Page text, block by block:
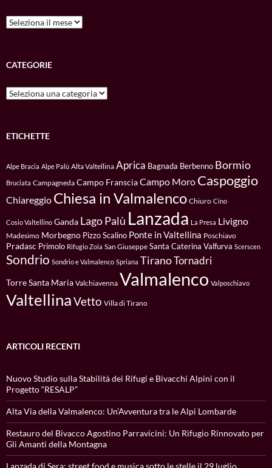
Archivio
CATEGORIE
Categorie
ETICHETTE
Alpe Bracia Alpe Palù Alta Valtellina Aprica Bagnada Berbenno Bormio
Bruciata Campagneda Campo FransciaCampo Moro Caspoggio
Chiareggio Chiesa in Valmalenco Chiuro Cino
Cosio Valtellino Ganda Lago Palù Lanzada La Presa Livigno
Madesimo Morbegno Pizzo Scalino Ponte in Valtellina Poschiavo
Pradasc Primolo Rifugio Zoia San Giuseppe Santa Caterina Valfurva Scerscen
Sondrio Sondrio e Valmalenco Spriana TiranoTornadri
Torre Santa Maria Valchiavenna Valmalenco Valposchiavo
ValtellinaVetto Villa di Tirano
ARTICOLI RECENTI
Nuovo Studio sulla Stabilità dei Rifugi e Bivacchi Alpini con il
Progetto “RESALP”
Alta Via della Valmalenco: Un’Avventura tra le Alpi Lombarde
Restauro del Bivacco Agostino Parravicini: Un Rifugio Rinnovato per
Gli Amanti della Montagna